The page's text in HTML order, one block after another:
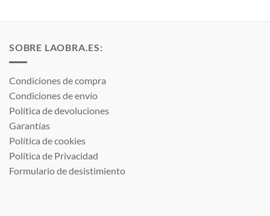
SOBRE LAOBRA.ES:
Condiciones de compra
Condiciones de envío
Política de devoluciones
Garantías
Política de cookies
Política de Privacidad
Formulario de desistimiento